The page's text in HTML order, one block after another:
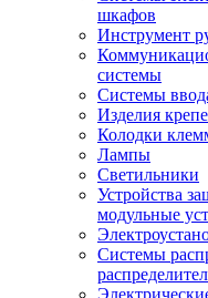
шкафов
Инструмент
системы
Системы
Изделия
Колодки
Лампы
Светильники
Устройства
модульные
Системы